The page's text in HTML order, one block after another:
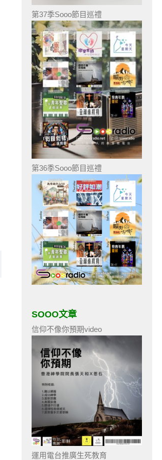
第37季Sooo節目巡禮
第36季Sooo節目巡禮
SOOO文章
信仰不像你預期video
運用電台推廣生死教育